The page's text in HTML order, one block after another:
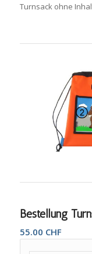
Turnsack ohne
Bestellung
55.00 CHF